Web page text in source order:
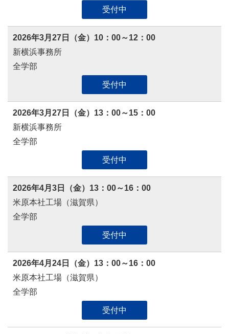
受付中
2026年3月27日（金）10：00～12：00
新横浜事務所
全学部
受付中
2026年3月27日（金）13：00～15：00
新横浜事務所
全学部
受付中
2026年4月3日（金）13：00～16：00
米原本社工場（滋賀県）
全学部
受付中
2026年4月24日（金）13：00～16：00
米原本社工場（滋賀県）
全学部
受付中